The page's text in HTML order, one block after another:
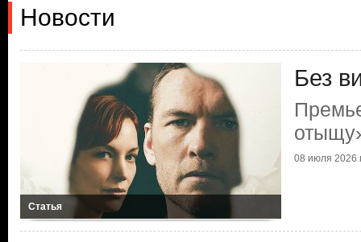
Новости
Статья
Без
08 июля 2026